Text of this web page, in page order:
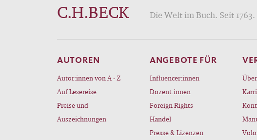
C.H.BECK Die Welt im Buch. Seit 1763.
AUTOREN
Autor:innen von A - Z
Auf Lesereise
Preise und
Auszeichnungen
ANGEBOTE FÜR
Influencer:innen
Dozent:innen
Foreign Rights
Handel
Presse & Lizenzen